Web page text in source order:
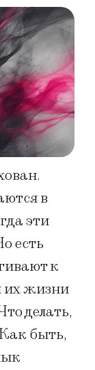
в
эти
есть
к
их жизни
делать,
быть,